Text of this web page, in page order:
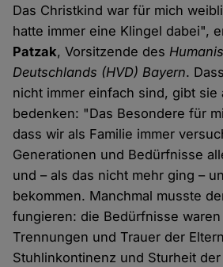
Das Christkind war für mich
hatte immer eine Klingel dabei",
Patzak, Vorsitzende des
Deutschlands (HVD) Bayern.
nicht immer einfach sind, gibt sie
bedenken: "Das Besondere für
dass wir als Familie immer
Generationen und Bedürfnisse
und – als das nicht mehr ging –
bekommen. Manchmal musste
fungieren: die Bedürfnisse
Trennungen und Trauer der
Stuhlinkontinenz und Sturheit